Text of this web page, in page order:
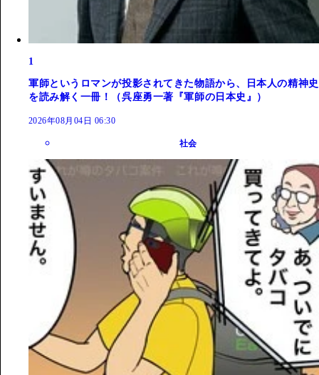
1
軍師というロマンが投影されてきた物語から、日本人の精神史
を読み解く一冊！（呉座勇一著『軍師の日本史』）
2026年08月04日 06:30
社会